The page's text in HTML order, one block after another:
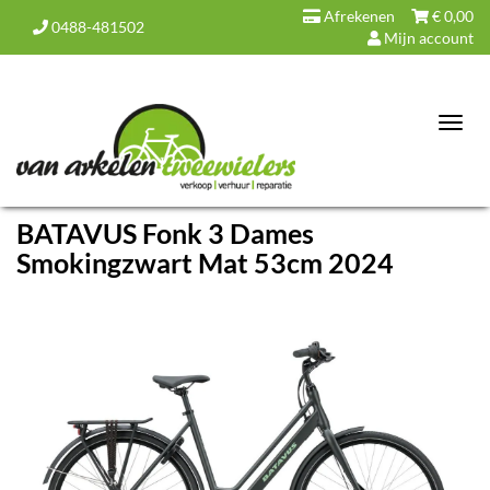
0488-481502
€0,00
Afrekenen
Mijn account
BATAVUS Fonk 3 Dames
Smokingzwart Mat 53cm 2024